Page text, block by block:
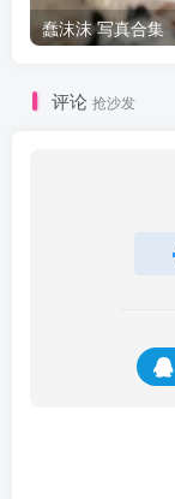
蠢沫沫 写真合集
评论 抢沙发